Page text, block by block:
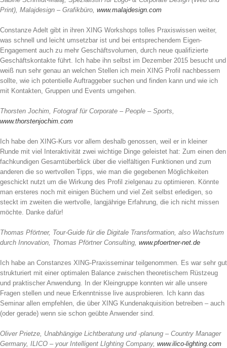
Print), Malajdesign – Grafikbüro, www.malajdesign.com
Constanze Adelt gibt in ihren XING Workshops tolles Praxiswissen weiter,
was schnell und leicht umsetzbar ist und bei entsprechendem Eigen-
Engagement auch zu mehr Geschäftsvolumen, durch neue qualifizierte
Geschäftskontakte führt. Ich habe ihn selbst im Dezember 2015 besucht und
weiß nun sehr genau an welchen Stellen ich mein XING Profil nachbessern
sollte, wie ich potentielle Auftraggeber suchen und finden kann und wie ich
mit Kontakten, Gruppen und Events umgehen.
Thorsten Jochim, Fotograf für Corporate – People – Sports,
www.thorstenjochim.com
Ich habe den XING-Kurs vor allem deshalb genossen, weil er in kleiner
Runde mit viel Interaktivität zwei wichtige Dinge geleistet hat: Zum einen den
fachkundigen Gesamtüberblick über die vielfältigen Funktionen und zum
anderen die so wertvollen Tipps, wie man die gegebenen Möglichkeiten
geschickt nutzt um die Wirkung des Profil zielgenau zu optimieren. Könnte
man ersteres noch mit einigen Büchern und viel Zeit selbst erledigen, so
steckt im zweiten die wertvolle, langjährige Erfahrung, die ich nicht missen
möchte. Danke dafür!
Thomas Pförtner, Tour-Guide für die Digitale Transformation, also Wachstum
durch Innovation, Thomas Pförtner Consulting, www.pfoertner-net.de
Ich habe an Constanzes XING-Praxisseminar teilgenommen. Es war sehr gut
strukturiert mit einer optimalen Balance zwischen theoretischem Rüstzeug
und praktischer Anwendung. In der Kleingruppe konnten wir alle unsere
Fragen stellen und neue Erkenntnisse live ausprobieren. Ich kann das
Seminar allen empfehlen, die über XING Kundenakquisition betreiben – auch
(oder gerade) wenn sie schon geübte Anwender sind.
Oliver Prietze, Unabhängige Lichtberatung und -planung – Country Manager
Germany, ILICO – your Intelligent LIghting Company, www.ilico-lighting.com